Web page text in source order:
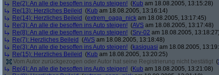
Re(2): An alle die besoffen ins Auto steigen! (Kub am 18.08.2005, 13:15:28)
Re(13): Herzliches Beileid (Kub am 18.08.2005, 13:16:14)
Re(14): Herzliches Beileid (extrem_oaga_nick am 18.08.2005, 13:17:45)
Re(3): An alle die besoffen ins Auto steigen! (AVS am 18.08.2005, 13:17:48)
Re(8): An alle die besoffen ins Auto steigen! (Srv-02 am 18.08.2005,
Re(7): Herzliches Beileid (AVS am 18.08.2005, 13:18:48)
Re(3): An alle die besoffen ins Auto steigen! (kasiquasi am 18.08.2005,
Re(15): Herzliches Beileid (Kub am 18.08.2005, 13:20:25)
Vom Autor zurückgezogen oder Autor hat seine Registrierung nicht bestätigt (
Re(4): An alle die besoffen ins Auto steigen! (Kub am 18.08.2005, 13:21:08)